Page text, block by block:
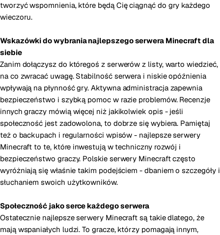
tworzyć wspomnienia, które będą Cię ciągnąć do gry każdego
wieczoru.
Wskazówki do wybrania najlepszego serwera Minecraft dla
siebie
Zanim dołączysz do któregoś z serwerów z listy, warto wiedzieć,
na co zwracać uwagę. Stabilność serwera i niskie opóźnienia
wpływają na płynność gry. Aktywna administracja zapewnia
bezpieczeństwo i szybką pomoc w razie problemów. Recenzje
innych graczy mówią więcej niż jakikolwiek opis - jeśli
społeczność jest zadowolona, to dobrze się wybiera. Pamiętaj
też o backupach i regularności wpisów - najlepsze serwery
Minecraft to te, które inwestują w techniczny rozwój i
bezpieczeństwo graczy. Polskie serwery Minecraft często
wyróżniają się właśnie takim podejściem - dbaniem o szczegóły i
słuchaniem swoich użytkowników.
Społeczność jako serce każdego serwera
Ostatecznie najlepsze serwery Minecraft są takie dlatego, że
mają wspaniałych ludzi. To gracze, którzy pomagają innym,